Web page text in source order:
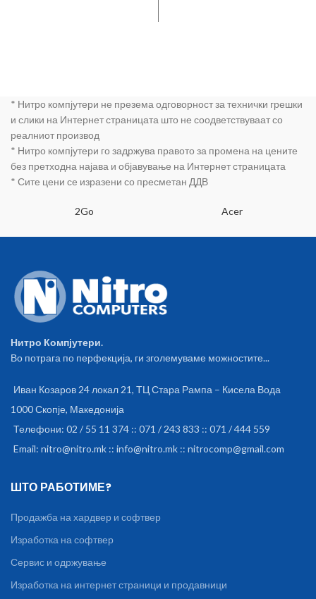
* Нитро компјутери не презема одговорност за технички грешки
и слики на Интернет страницата што не соодветствуваат со
реалниот производ
* Нитро компјутери го задржува правото за промена на цените
без претходна најава и објавување на Интернет страницата
* Сите цени се изразени со пресметан ДДВ
2Go Acer
Нитро Компјутери.
Во потрага по перфекција, ги зголемуваме можностите...
Иван Козаров 24 локал 21, ТЦ Стара Рампа – Кисела Вода
1000 Скопје, Македонија
Телефони: 02 / 55 11 374 :: 071 / 243 833 :: 071 / 444 559
Email: nitro@nitro.mk :: info@nitro.mk :: nitrocomp@gmail.com
ШТО РАБОТИМЕ?
Продажба на хардвер и софтвер
Изработка на софтвер
Сервис и одржување
Изработка на интернет страници и продавници